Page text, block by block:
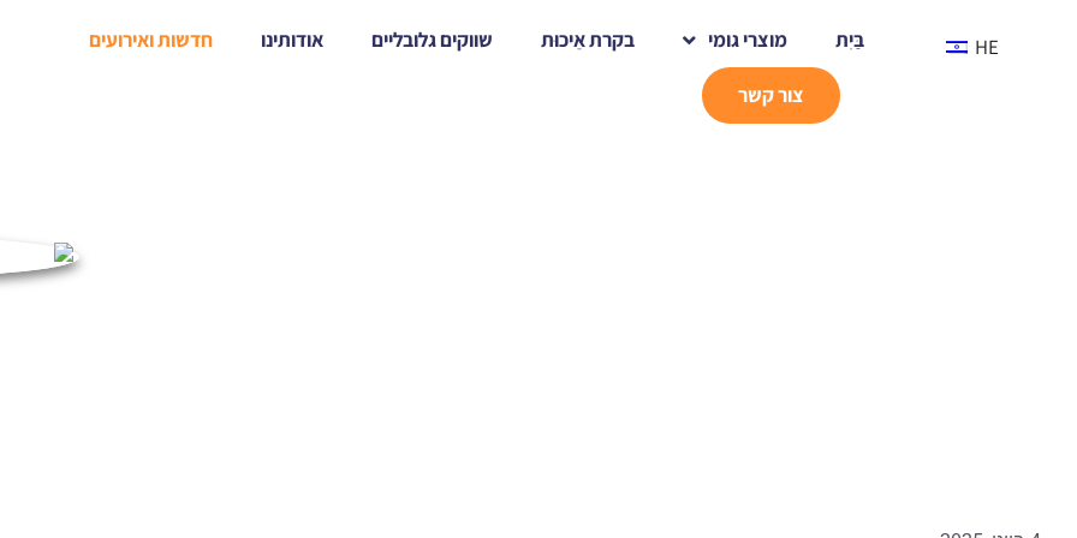
בַּיִת מוצרי גומי בקרת אֵיכוּת שווקים גלובליים אודותינו חדשות ואירועים
צור קשר
HE